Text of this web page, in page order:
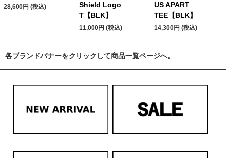
28,600円 (税込)
Shield Logo
T【BLK】
11,000円 (税込)
US APART
TEE【BLK】
14,300円 (税込)
各ブランドバナーをクリックして商品一覧ページへ。